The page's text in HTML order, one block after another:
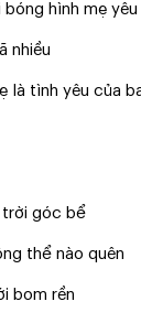
bóng hình mẹ yêu
nhiều
là tình yêu của
trời góc bể
thể nào quên
bom rền